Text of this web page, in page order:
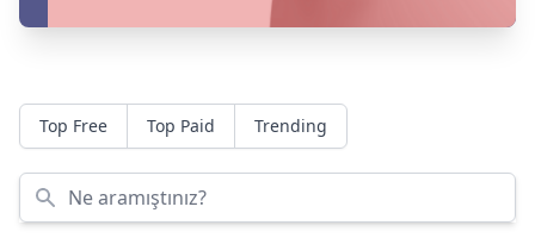
Top Free Top Paid Trending
Ne aramıştınız?